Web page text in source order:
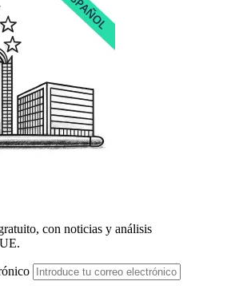
con noticias y análisis